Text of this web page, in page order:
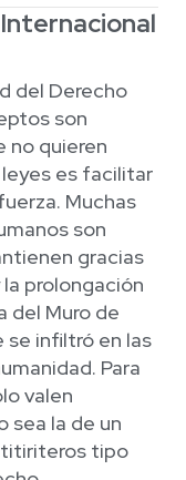
del Derecho
son
no quieren
es facilitar
Muchas
son
gracias
prolongación
del Muro de
se infiltró en las
Para
valen
sea la de un
titiriteros tipo